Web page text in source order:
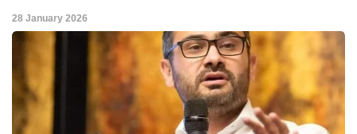
28 January 2026